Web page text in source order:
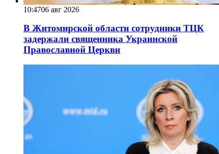
10:4706 авг 2026
В Житомирской области сотрудники ТЦК
задержали священника Украинской
Православной Церкви